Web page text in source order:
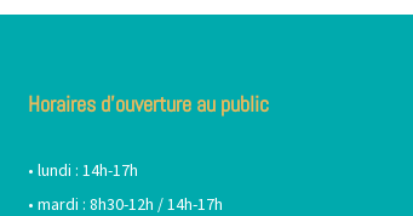
Horaires d’ouverture au public
• lundi : 14h-17h
• mardi : 8h30-12h / 14h-17h